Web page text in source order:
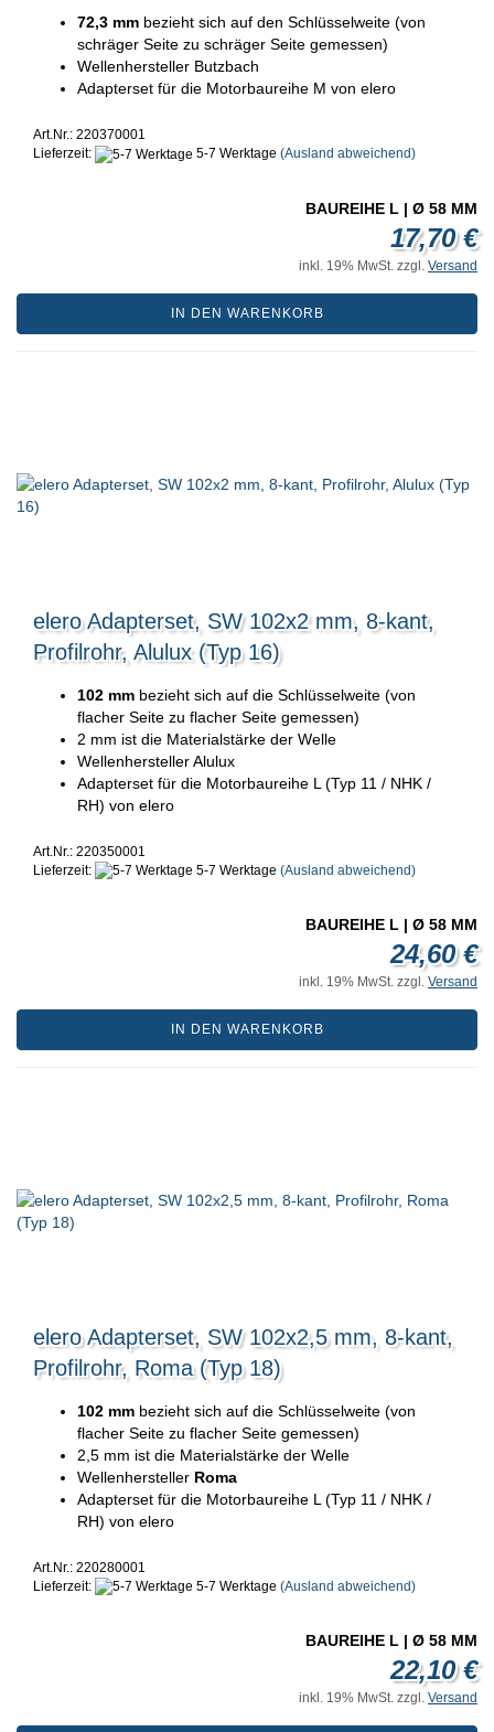
72,3 mm bezieht sich auf den Schlüsselweite (von
schräger Seite zu schräger Seite gemessen)
Wellenhersteller Butzbach
Adapterset für die Motorbaureihe M von elero
Art.Nr.: 220370001
Lieferzeit:
5-7 Werktage (Ausland abweichend)
BAUREIHE L | Ø 58 MM
17,70 €
inkl. 19% MwSt. zzgl. Versand
IN DEN WARENKORB
elero Adapterset, SW 102x2 mm, 8-kant,
Profilrohr, Alulux (Typ 16)
102 mm bezieht sich auf die Schlüsselweite (von
flacher Seite zu flacher Seite gemessen)
2 mm ist die Materialstärke der Welle
Wellenhersteller Alulux
Adapterset für die Motorbaureihe L (Typ 11 / NHK /
RH) von elero
Art.Nr.: 220350001
Lieferzeit:
5-7 Werktage (Ausland abweichend)
BAUREIHE L | Ø 58 MM
24,60 €
inkl. 19% MwSt. zzgl. Versand
IN DEN WARENKORB
elero Adapterset, SW 102x2,5 mm, 8-kant,
Profilrohr, Roma (Typ 18)
102 mm bezieht sich auf die Schlüsselweite (von
flacher Seite zu flacher Seite gemessen)
2,5 mm ist die Materialstärke der Welle
Wellenhersteller Roma
Adapterset für die Motorbaureihe L (Typ 11 / NHK /
RH) von elero
Art.Nr.: 220280001
Lieferzeit:
5-7 Werktage (Ausland abweichend)
BAUREIHE L | Ø 58 MM
22,10 €
inkl. 19% MwSt. zzgl. Versand